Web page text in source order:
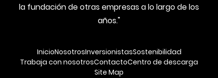
la fundación de otras empresas a lo largo de los
años."
InicioNosotrosInversionistasSostenibilidad
Trabaja con nosotrosContactoCentro de descarga
Site Map